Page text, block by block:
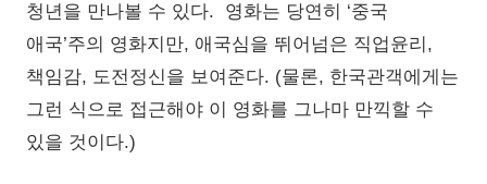
청년을 만나볼 수 있다. 영화는 당연히 ‘중국
애국’주의 영화지만, 애국심을 뛰어넘은 직업윤리,
책임감, 도전정신을 보여준다. (물론, 한국관객에게는
그런 식으로 접근해야 이 영화를 그나마 만끽할 수
있을 것이다.)